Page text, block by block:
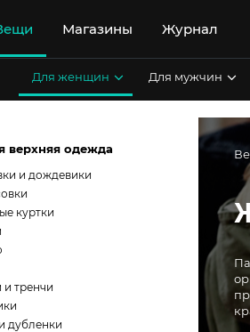
Магазины Журнал
Для женщин Для мужчин
верхняя одежда
и дождевики
куртки
тренчи
дубленки